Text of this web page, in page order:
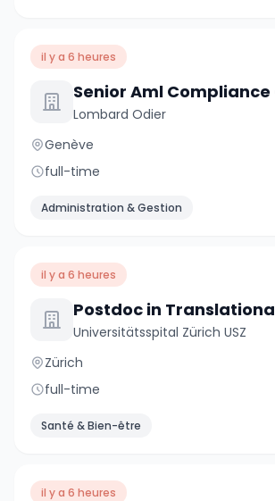
il y a 6 heures
Senior Aml
Lombard Odier
Genève
full-time
Administration & Gestion
il y a 6 heures
Universitätsspital Zürich USZ
Zürich
full-time
Santé & Bien-être
il y a 6 heures